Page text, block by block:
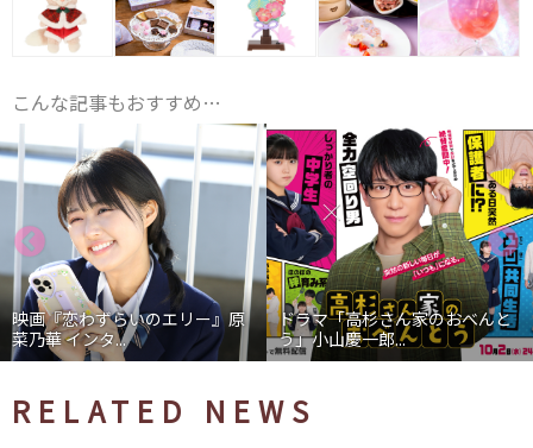
こんな記事もおすすめ…
映画『恋わずらいのエリー』原
菜乃華 インタ...
ドラマ「高杉さん家のおべんと
う」小山慶一郎...
RELATED NEWS